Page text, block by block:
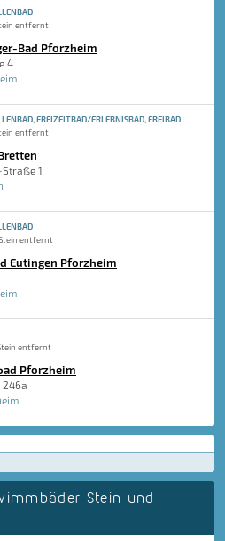
entfernt
Bad Pforzheim
4
FREIZEITBAD/ERLEBNISBAD, FREIBAD
entfernt
1
entfernt
Eutingen Pforzheim
entfernt
Pforzheim
246a
Stein und